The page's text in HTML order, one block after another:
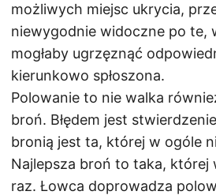
możliwych miejsc ukrycia,
niewygodnie widoczne po te,
mogłaby ugrzęznąć
kierunkowo spłoszona.
Polowanie to nie walka
broń. Błędem jest
bronią jest ta, której w ogóle
Najlepsza broń to taka, której
raz. Łowca doprowadza